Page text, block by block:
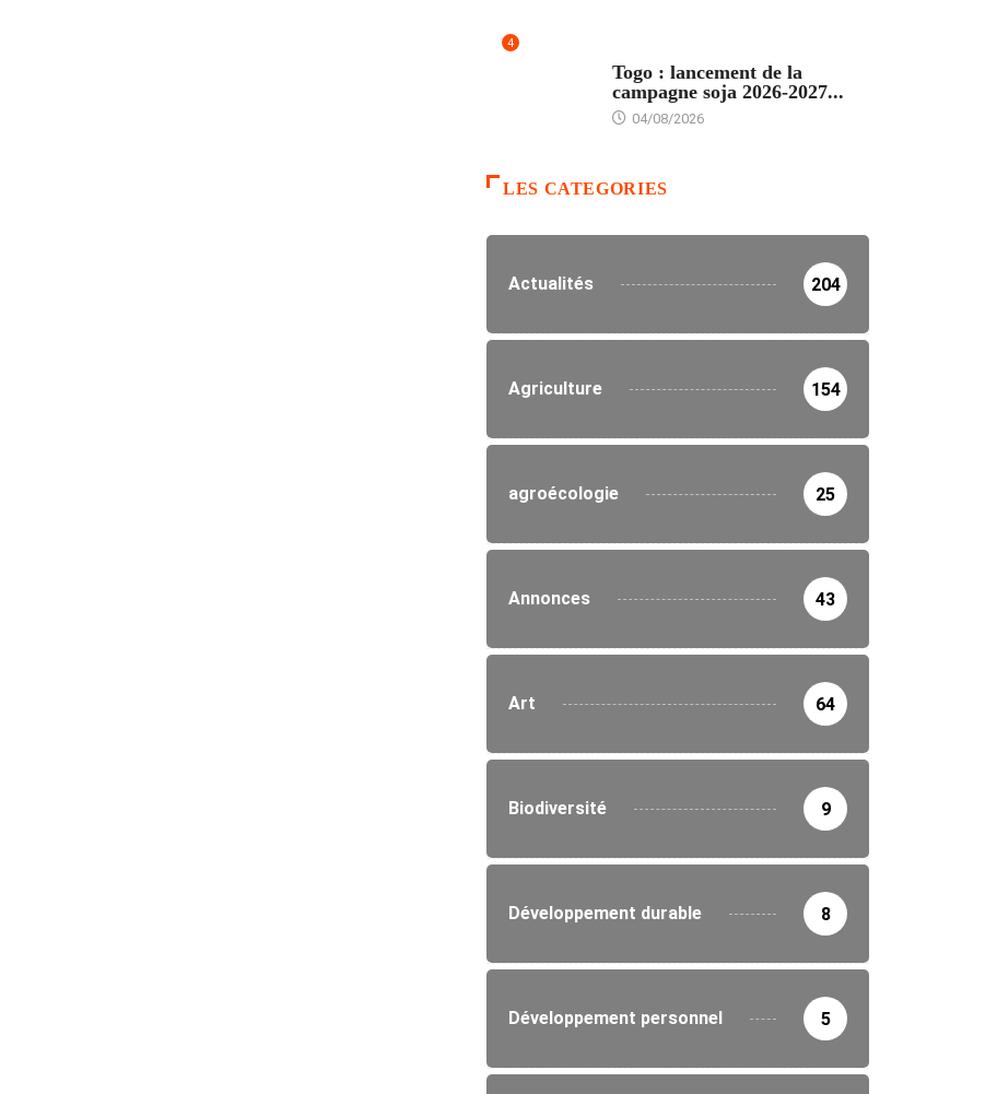
4
Togo : lancement de la
campagne soja 2026-2027...
04/08/2026
LES CATEGORIES
Actualités 204
Agriculture 154
agroécologie 25
Annonces 43
Art 64
Biodiversité 9
Développement durable 8
Développement personnel 5